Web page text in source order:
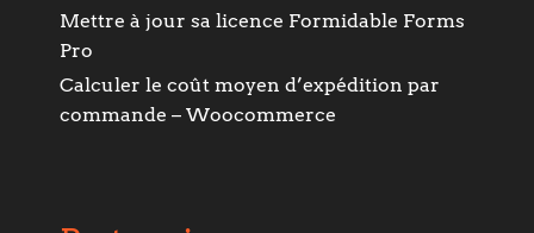
Mettre à jour sa licence Formidable Forms
Pro
Calculer le coût moyen d’expédition par
commande – Woocommerce